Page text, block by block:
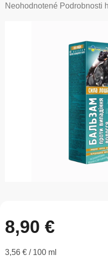
Priemerné
Neohodnotené Podrobnosti
8,90 €
Jednotková
3,56 € / 100 ml